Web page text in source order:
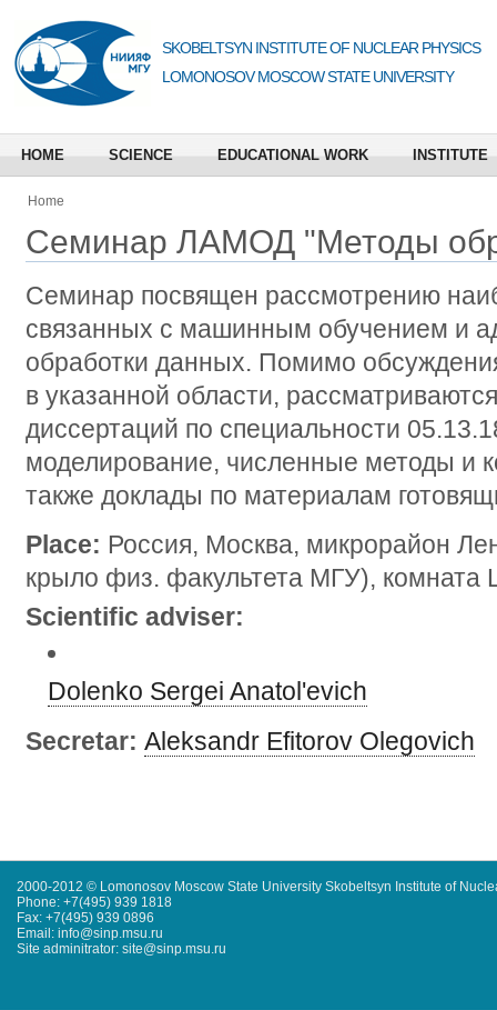
SKOBELTSYN INSTITUTE OF NUCLEAR PHYSICS
LOMONOSOV MOSCOW STATE UNIVERSITY
HOME SCIENCE EDUCATIONAL WORK INSTITUTE
Home
Семинар ЛАМОД "Методы
Семинар посвящен рассмотрению
связанных с машинным обучением и
обработки данных. Помимо
в указанной области,
диссертаций по специальности
моделирование, численные методы и
также доклады по материалам
Place: Россия, Москва, микрорайон
крыло физ. факультета МГУ), комната
Scientific adviser:
Dolenko Sergei Anatol'evich
Secretar: Aleksandr Efitorov Olegovich
2000-2012 © Lomonosov Moscow State University Skobeltsyn Institute of
Phone: +7(495) 939 1818
Fax: +7(495) 939 0896
Email: info@sinp.msu.ru
Site adminitrator: site@sinp.msu.ru